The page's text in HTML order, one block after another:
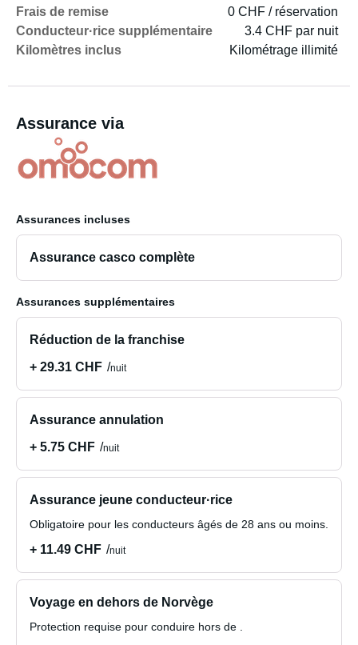
Frais de remise
0 CHF / réservation
Conducteur·rice supplémentaire
3.4 CHF par nuit
Kilomètres inclus
Kilométrage illimité
Assurance via
Assurances incluses
Assurance casco complète
Assurances supplémentaires
Réduction de la franchise
+ 29.31 CHF
nuit
Assurance annulation
+ 5.75 CHF
nuit
Assurance jeune conducteur·rice
Obligatoire pour les conducteurs âgés de 28 ans ou moins.
+ 11.49 CHF nuit
Voyage en dehors de Norvège
Protection requise pour conduire hors de .